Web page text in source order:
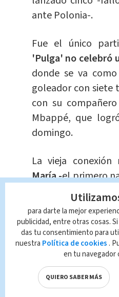
ante Polonia-.
Fue el único
'Pulga' no celebró
donde se va
goleador con siete
con su
Mbappé, que
domingo.
La vieja conexión
María -el primero
de 1987, el
de 1988- se
que Lionel
titular.
El 10 miraba
desborde y
un equipo en el
para darte la mejor
publicidad, entre otras cosas.
das tu consentimiento para
nuestra Política de cookies .
en tu navegador
QUIERO SABER MÁS